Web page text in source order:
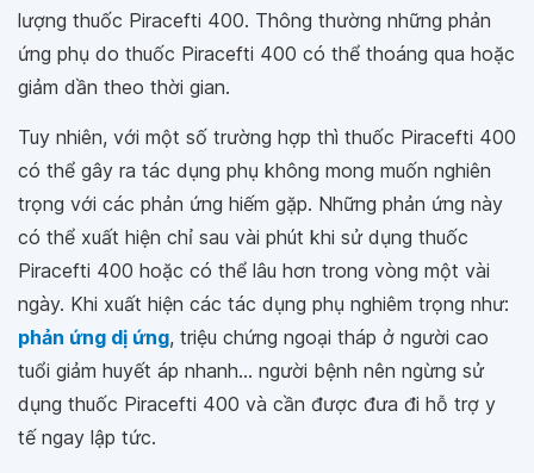
lượng thuốc Piracefti 400. Thông thường những phản
ứng phụ do thuốc Piracefti 400 có thể thoáng qua hoặc
giảm dần theo thời gian.
Tuy nhiên, với một số trường hợp thì thuốc Piracefti 400
có thể gây ra tác dụng phụ không mong muốn nghiên
trọng với các phản ứng hiếm gặp. Những phản ứng này
có thể xuất hiện chỉ sau vài phút khi sử dụng thuốc
Piracefti 400 hoặc có thể lâu hơn trong vòng một vài
ngày. Khi xuất hiện các tác dụng phụ nghiêm trọng như:
phản ứng dị ứng, triệu chứng ngoại tháp ở người cao
tuổi giảm huyết áp nhanh... người bệnh nên ngừng sử
dụng thuốc Piracefti 400 và cần được đưa đi hỗ trợ y
tế ngay lập tức.